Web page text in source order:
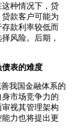
种情况下，贷
款客户可能为
款利率较低而
风险。后期，
表的难度
我国金融体系的
市场竞争力的
视其管理架构
力也将提出更